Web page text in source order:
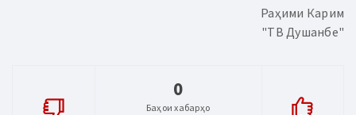
Раҳими Карим
"ТВ Душанбе"
0
Баҳои хабарҳо